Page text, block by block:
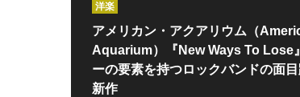
洋楽
アメリカン・アクアリウム（
Aquarium）『New Ways To Lose
ーの要素を持つロックバンドの面
新作